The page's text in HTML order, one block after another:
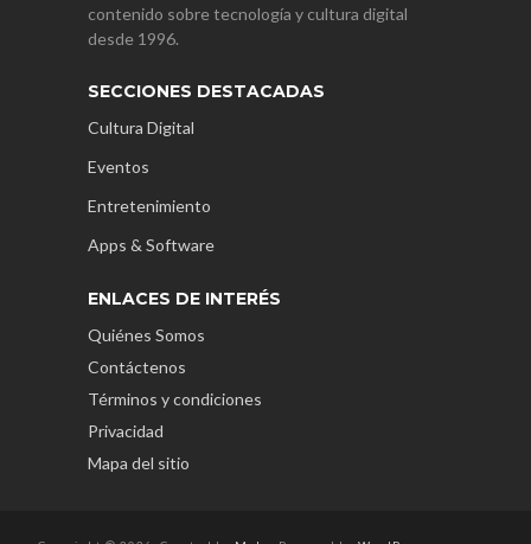
contenido sobre tecnología y cultura digital
desde 1996.
SECCIONES DESTACADAS
Cultura Digital
Eventos
Entretenimiento
Apps & Software
ENLACES DE INTERÉS
Quiénes Somos
Contáctenos
Términos y condiciones
Privacidad
Mapa del sitio